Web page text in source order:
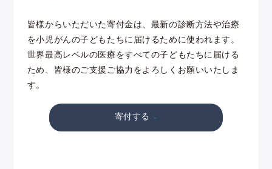
皆様からいただいた寄付金は、最新の診断方法や治療
を小児がんの子どもたちに届けるために使われます。
世界最高レベルの医療をすべての子どもたちに届ける
ため、皆様のご支援ご協力をよろしくお願いいたしま
す。
寄付する